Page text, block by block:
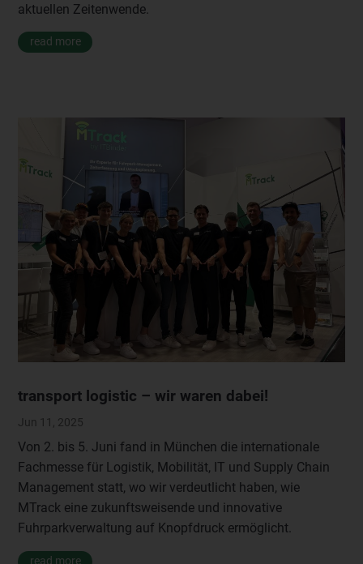
aktuellen Zeitenwende.
read more
transport logistic – wir waren dabei!
Jun 11, 2025
Von 2. bis 5. Juni fand in München die internationale
Fachmesse für Logistik, Mobilität, IT und Supply Chain
Management statt, wo wir verdeutlicht haben, wie
MTrack eine zukunftsweisende und innovative
Fuhrparkverwaltung auf Knopfdruck ermöglicht.